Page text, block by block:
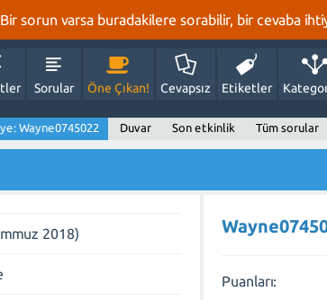
sorun varsa buradakilere sorabilir, bir cevaba
Sorular Öne Çıkan! Cevapsız Etiketler
Wayne0745022 Duvar Son etkinlik Tüm sorular
2018)
Puanları: